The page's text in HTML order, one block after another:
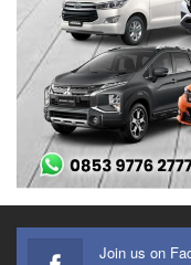
Join us on